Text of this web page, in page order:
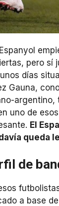
pero sí
días
Gauna,
argentino,
uno de
El
queda
de
a base